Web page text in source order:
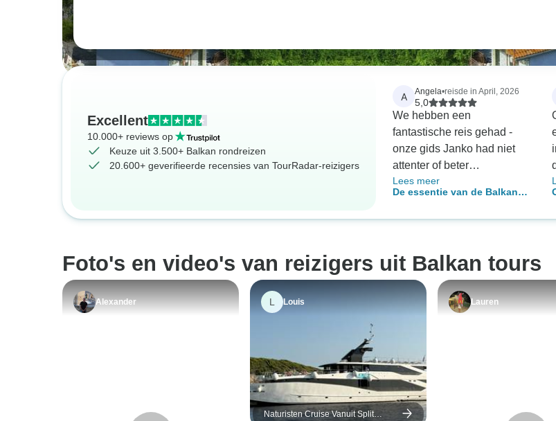
Excellent
10.000+ reviews op
Keuze uit 3.500+ Balkan rondreizen
20.600+ geverifieerde recensies van TourRadar-reizigers
A Angela•reisde in April, 2026
5,0
We hebben een
fantastische reis gehad -
onze gids Janko had niet
attenter of beter
geïnformeerd kunnen zijn
over elk aspect van de reis.
kunnen deze reis niet hoog
genoeg waarderen.
Lees meer
De essentie van de Balkan –
Foto's en video's van reizigers uit Balkan tours
Alexander L Louis
Naturisten Cruise Vanuit Split
Lauren